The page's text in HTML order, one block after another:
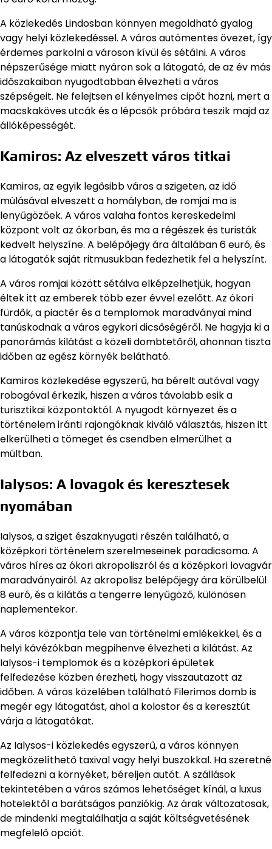
A közlekedés Lindosban könnyen megoldható gyalog
vagy helyi közlekedéssel. A város autómentes övezet, így
érdemes parkolni a városon kívül és sétálni. A város
népszerűsége miatt nyáron sok a látogató, de az év más
időszakaiban nyugodtabban élvezheti a város
szépségeit. Ne felejtsen el kényelmes cipőt hozni, mert a
macskaköves utcák és a lépcsők próbára teszik majd az
állóképességét.
Kamiros: Az elveszett város titkai
Kamiros, az egyik legősibb város a szigeten, az idő
múlásával elveszett a homályban, de romjai ma is
lenyűgözőek. A város valaha fontos kereskedelmi
központ volt az ókorban, és ma a régészek és turisták
kedvelt helyszíne. A belépőjegy ára általában 6 euró, és
a látogatók saját ritmusukban fedezhetik fel a helyszínt.
A város romjai között sétálva elképzelhetjük, hogyan
éltek itt az emberek több ezer évvel ezelőtt. Az ókori
fürdők, a piactér és a templomok maradványai mind
tanúskodnak a város egykori dicsőségéről. Ne hagyja ki a
panorámás kilátást a közeli dombtetőről, ahonnan tiszta
időben az egész környék belátható.
Kamiros közlekedése egyszerű, ha bérelt autóval vagy
robogóval érkezik, hiszen a város távolabb esik a
turisztikai központoktól. A nyugodt környezet és a
történelem iránti rajongóknak kiváló választás, hiszen itt
elkerülheti a tömeget és csendben elmerülhet a
múltban.
Ialysos: A lovagok és keresztesek
nyomában
Ialysos, a sziget északnyugati részén található, a
középkori történelem szerelmeseinek paradicsoma. A
város híres az ókori akropoliszról és a középkori lovagvár
maradványairól. Az akropolisz belépőjegy ára körülbelül
8 euró, és a kilátás a tengerre lenyűgöző, különösen
naplementekor.
A város központja tele van történelmi emlékekkel, és a
helyi kávézókban megpihenve élvezheti a kilátást. Az
Ialysos-i templomok és a középkori épületek
felfedezése közben érezheti, hogy visszautazott az
időben. A város közelében található Filerimos domb is
megér egy látogatást, ahol a kolostor és a keresztút
várja a látogatókat.
Az Ialysos-i közlekedés egyszerű, a város könnyen
megközelíthető taxival vagy helyi buszokkal. Ha szeretné
felfedezni a környéket, béreljen autót. A szállások
tekintetében a város számos lehetőséget kínál, a luxus
hotelektől a barátságos panziókig. Az árak változatosak,
de mindenki megtalálhatja a saját költségvetésének
megfelelő opciót.